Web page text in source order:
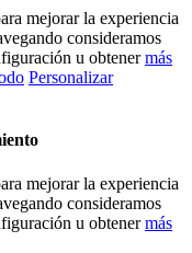
mejorar la experiencia
consideramos
u obtenermás
Personalizar
mejorar la experiencia
consideramos
u obtenermás